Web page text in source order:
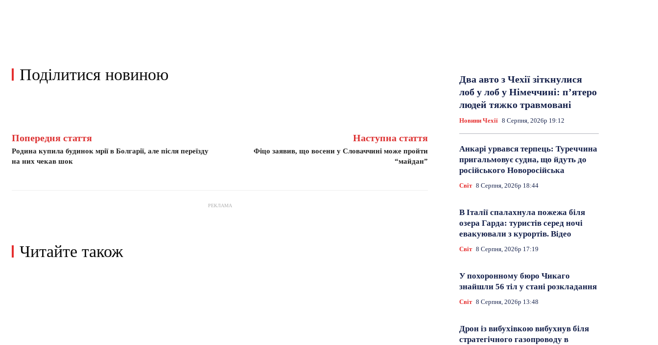
Поділитися новиною
Попередня стаття
Родина купила будинок мрії в Болгарії, але після переїзду
на них чекав шок
Наступна стаття
Фіцо заявив, що восени у Словаччині може пройти
“майдан”
РЕКЛАМА
Читайте також
Два авто з Чехії зіткнулися
лоб у лоб у Німеччині: п’ятеро
людей тяжко травмовані
Новини Чехії 8 Серпня, 2026р 19:12
Анкарі урвався терпець: Туреччина
пригальмовує судна, що йдуть до
російського Новоросійська
Світ 8 Серпня, 2026р 18:44
В Італії спалахнула пожежа біля
озера Гарда: туристів серед ночі
евакуювали з курортів. Відео
Світ 8 Серпня, 2026р 17:19
У похоронному бюро Чикаго
знайшли 56 тіл у стані розкладання
Світ 8 Серпня, 2026р 13:48
Дрон із вибухівкою вибухнув біля
стратегічного газопроводу в